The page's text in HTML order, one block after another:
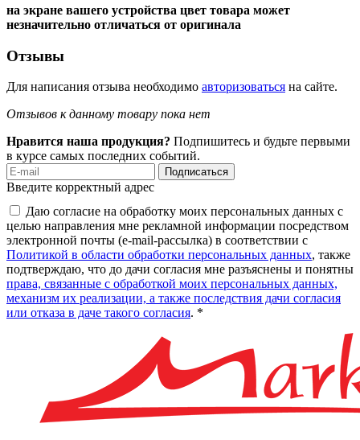
на экране вашего устройства цвет товара может
незначительно отличаться от оригинала
Отзывы
Для написания отзыва необходимо авторизоваться на сайте.
Отзывов к данному товару пока нет
Нравится наша продукция? Подпишитесь и будьте первыми
в курсе самых последних событий.
Подписаться
Введите корректный адрес
Даю согласие на обработку моих персональных данных с
целью направления мне рекламной информации посредством
электронной почты (e-mail-рассылка) в соответствии с
Политикой в области обработки персональных данных, также
подтверждаю, что до дачи согласия мне разъяснены и понятны
права, связанные с обработкой моих персональных данных,
механизм их реализации, а также последствия дачи согласия
или отказа в даче такого согласия. *